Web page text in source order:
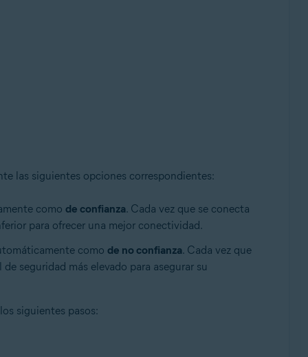
las siguientes opciones correspondientes:
como de confianza. Cada vez que se conecta
para ofrecer una mejor conectividad.
como de no confianza. Cada vez que
seguridad más elevado para asegurar su
siguientes pasos: